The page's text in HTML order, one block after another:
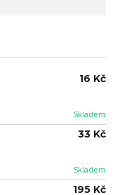
Skladem
16 Kč
Skladem
33 Kč
195 Kč